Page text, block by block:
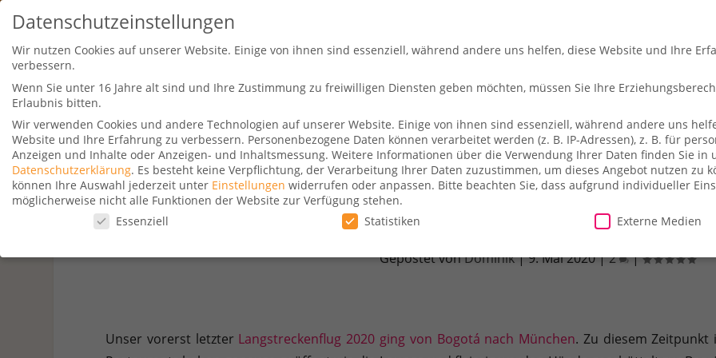
Travel Kurse Aktionen Hotelsuche So fliegt ihr Merch-Shop Payback Alles
Unser letzter Flug 2020, Lufthansa Business Class
Gepostet vonDominik|9. Mai 2020|2 |
Unser vorerst letzter Langstreckenflug 2020 ging von Bogotá nach München. Zu diesem
Datenschutzeinstellungen
Wir nutzen Cookies auf unserer Website. Einige von ihnen sind essenziell, während andere uns helfen, diese Website und Ihre
verbessern.
Wenn Sie unter 16 Jahre alt sind und Ihre Zustimmung zu freiwilligen Diensten geben möchten, müssen Sie Ihre
Erlaubnis bitten.
Wir verwenden Cookies und andere Technologien auf unserer Website. Einige von ihnen sind essenziell, während andere uns
Website und Ihre Erfahrung zu verbessern. Personenbezogene Daten können verarbeitet werden (z. B. IP-Adressen), z. B. für
Anzeigen und Inhalte oder Anzeigen- und Inhaltsmessung. Weitere Informationen über die Verwendung Ihrer Daten finden Sie in
Datenschutzerklärung. Es besteht keine Verpflichtung, der Verarbeitung Ihrer Daten zuzustimmen, um dieses Angebot nutzen zu
können Ihre Auswahl jederzeit unter Einstellungen widerrufen oder anpassen. Bitte beachten Sie, dass aufgrund individueller
möglicherweise nicht alle Funktionen der Website zur Verfügung stehen.
Datenschutzeinstellungen
Essenziell Statistiken Externe Medien
Datenschutzeinstellungen
Verwendung Ihrer Daten finden Sie in unsererDatenschutzerklärung. Es besteht keine Verpflichtung, der Verarbeitung Ihrer
beachten Sie, dass aufgrund individueller Einstellungen möglicherweise nicht alle Funktionen der Website zur Verfügung stehen.